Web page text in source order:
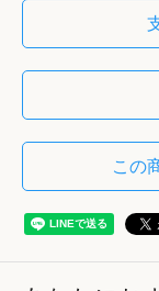
この